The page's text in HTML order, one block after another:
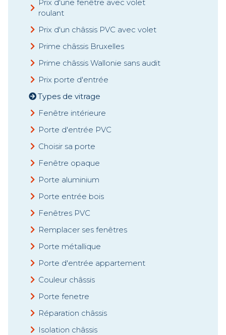
Prix d'une fenêtre avec volet
roulant
Prix d'un châssis PVC avec volet
Prime châssis Bruxelles
Prime châssis Wallonie sans audit
Prix porte d'entrée
Types de vitrage
Fenêtre intérieure
Porte d'entrée PVC
Choisir sa porte
Fenêtre opaque
Porte aluminium
Porte entrée bois
Fenêtres PVC
Remplacer ses fenêtres
Porte métallique
Porte d'entrée appartement
Couleur châssis
Porte fenetre
Réparation châssis
Isolation châssis